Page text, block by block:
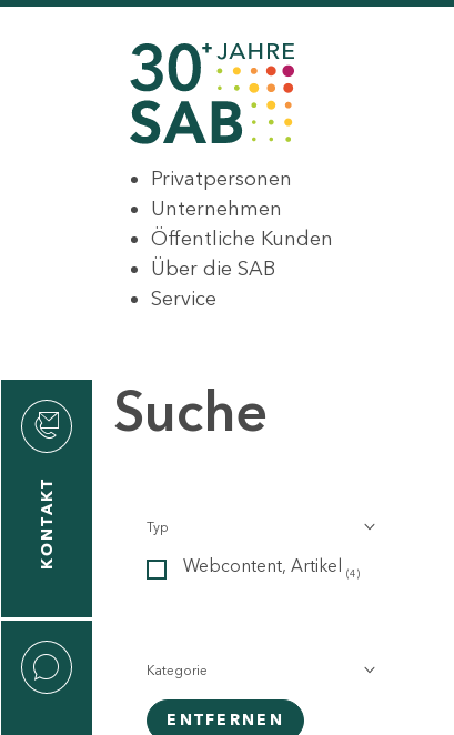
Privatpersonen
Unternehmen
Öffentliche Kunden
Über die SAB
Service
KONTAKT
Suche
Typ
Webcontent, Artikel (4)
Kategorie
ENTFERNEN